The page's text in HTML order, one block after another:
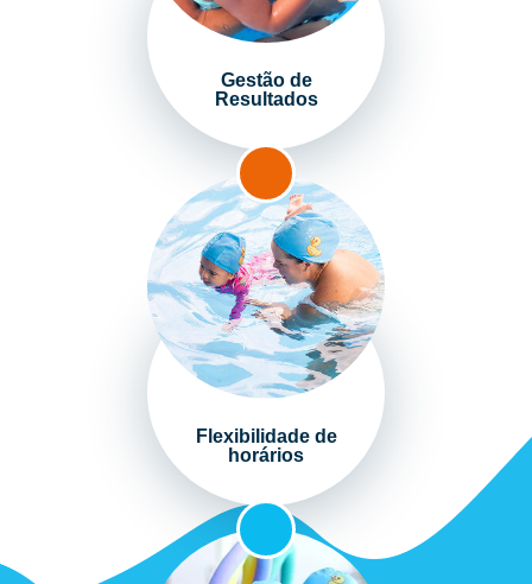
Gestão de
Resultados
Flexibilidade de
horários